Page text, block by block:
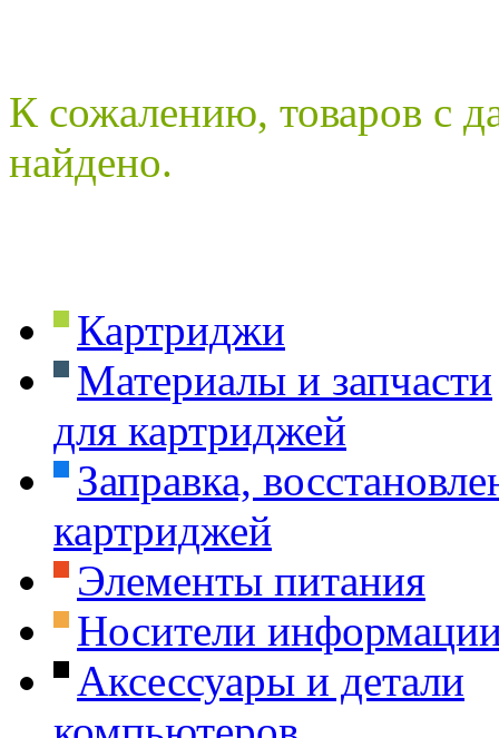
К сожалению, товаров с
найдено.
Картриджи
Материалы и запчасти
для картриджей
Заправка,
картриджей
Элементы питания
Носители
Аксессуары и детали